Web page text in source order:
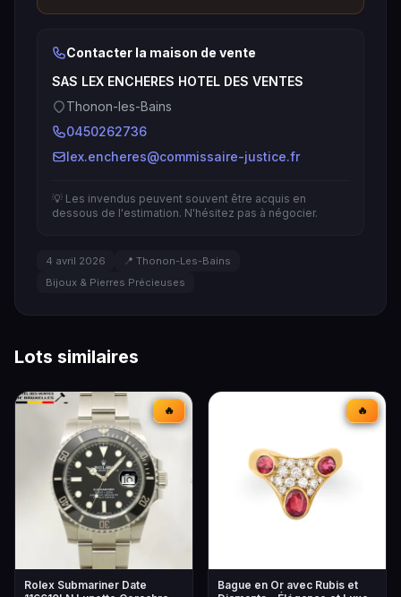
Contacter la maison de vente
SAS LEX ENCHERES HOTEL DES VENTES
Thonon-les-Bains
0450262736
lex.encheres@commissaire-justice.fr
💡 Les invendus peuvent souvent être acquis en
dessous de l'estimation. N'hésitez pas à négocier.
4 avril 2026
📍 Thonon-Les-Bains
Bijoux & Pierres Précieuses
Lots similaires
🔥
Rolex Submariner Date
🔥
Bague en Or avec Rubis et